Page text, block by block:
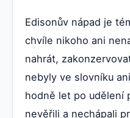
Edisonův nápad je
chvíle nikoho ani
nahrát,
nebyly ve slovníku
hodně let po udělení
nevěřili a nechápali